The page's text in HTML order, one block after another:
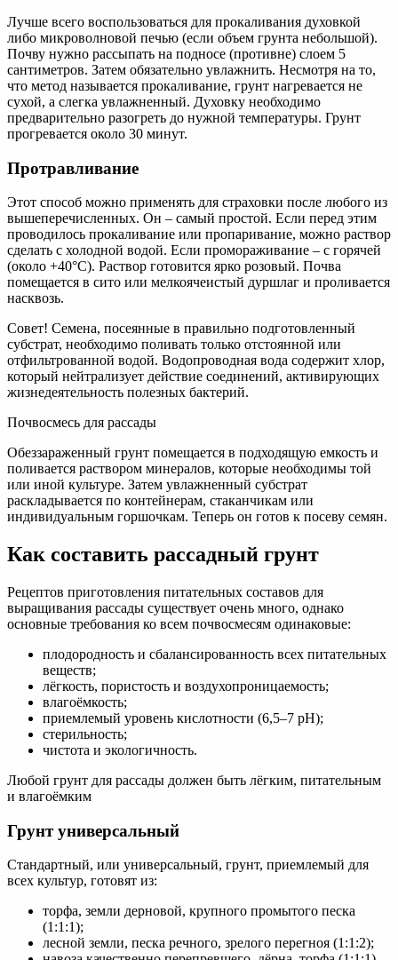
Лучше всего воспользоваться для прокаливания духовкой
либо микроволновой печью (если объем грунта небольшой).
Почву нужно рассыпать на подносе (противне) слоем 5
сантиметров. Затем обязательно увлажнить. Несмотря на то,
что метод называется прокаливание, грунт нагревается не
сухой, а слегка увлажненный. Духовку необходимо
предварительно разогреть до нужной температуры. Грунт
прогревается около 30 минут.
Протравливание
Этот способ можно применять для страховки после любого из
вышеперечисленных. Он – самый простой. Если перед этим
проводилось прокаливание или пропаривание, можно раствор
сделать с холодной водой. Если промораживание – с горячей
(около +40°С). Раствор готовится ярко розовый. Почва
помещается в сито или мелкоячеистый дуршлаг и проливается
насквозь.
Совет! Семена, посеянные в правильно подготовленный
субстрат, необходимо поливать только отстоянной или
отфильтрованной водой. Водопроводная вода содержит хлор,
который нейтрализует действие соединений, активирующих
жизнедеятельность полезных бактерий.
Почвосмесь для рассады
Обеззараженный грунт помещается в подходящую емкость и
поливается раствором минералов, которые необходимы той
или иной культуре. Затем увлажненный субстрат
раскладывается по контейнерам, стаканчикам или
индивидуальным горшочкам. Теперь он готов к посеву семян.
Как составить рассадный грунт
Рецептов приготовления питательных составов для
выращивания рассады существует очень много, однако
основные требования ко всем почвосмесям одинаковые:
плодородность и сбалансированность всех питательных
веществ;
лёгкость, пористость и воздухопроницаемость;
влагоёмкость;
приемлемый уровень кислотности (6,5–7 рН);
стерильность;
чистота и экологичность.
Любой грунт для рассады должен быть лёгким, питательным
и влагоёмким
Грунт универсальный
Стандартный, или универсальный, грунт, приемлемый для
всех культур, готовят из:
торфа, земли дерновой, крупного промытого песка
(1:1:1);
лесной земли, песка речного, зрелого перегноя (1:1:2);